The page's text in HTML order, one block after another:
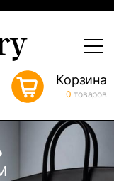
Корзина
0 товаров